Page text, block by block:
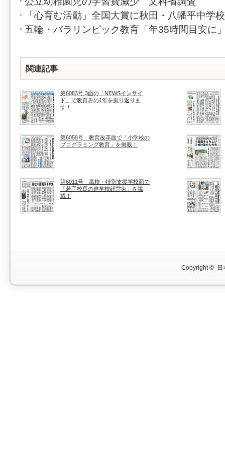
「心育む活動」全国大賞に秋田・八幡平中学校
五輪・パラリンピック教育「年35時間目安に
関連記事
第6083号 3面の「NEWSインサイ
ド」で教育界の1年を振り返りま
す！
第6058号 教育改革面で「小学校の
プログラミング教育」を掲載！
第6011号 高校・特別支援学校面で
「若手校長の進学校経営術」を掲
載！
Copyright © 日